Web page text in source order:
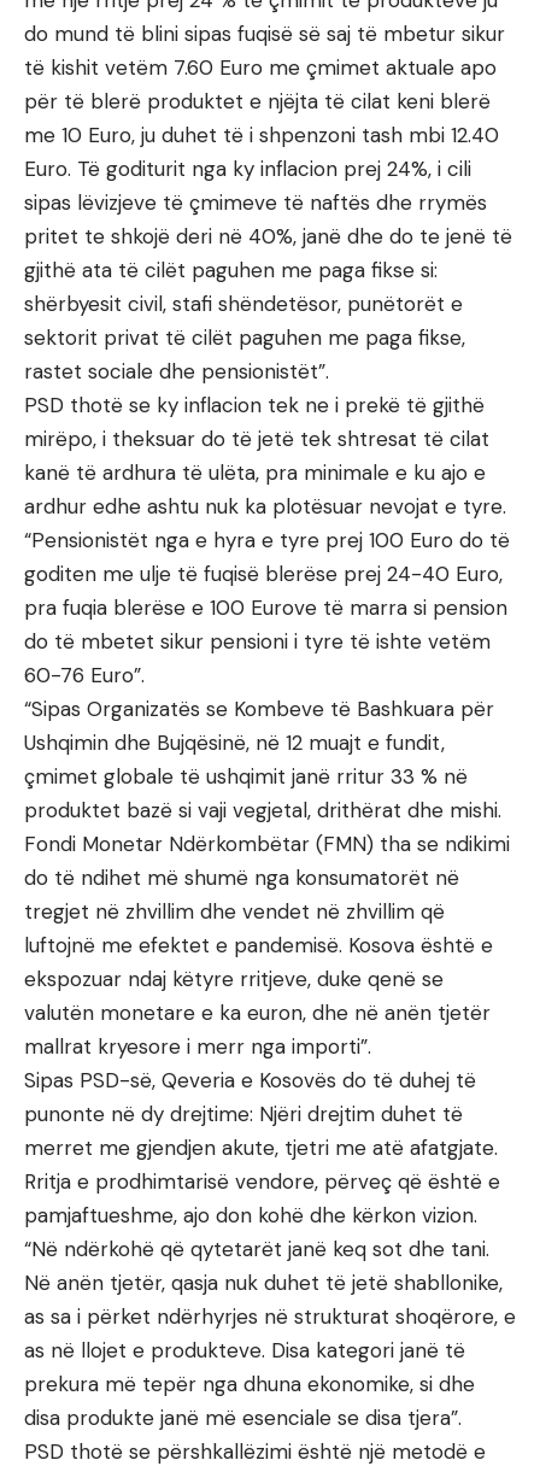
do mund të blini sipas fuqisë së saj të mbetur sikur
të kishit vetëm 7.60 Euro me çmimet aktuale apo
për të blerë produktet e njëjta të cilat keni blerë
me 10 Euro, ju duhet të i shpenzoni tash mbi 12.40
Euro. Të goditurit nga ky inflacion prej 24%, i cili
sipas lëvizjeve të çmimeve të naftës dhe rrymës
pritet te shkojë deri në 40%, janë dhe do te jenë të
gjithë ata të cilët paguhen me paga fikse si:
shërbyesit civil, stafi shëndetësor, punëtorët e
sektorit privat të cilët paguhen me paga fikse,
rastet sociale dhe pensionistët”.
PSD thotë se ky inflacion tek ne i prekë të gjithë
mirëpo, i theksuar do të jetë tek shtresat të cilat
kanë të ardhura të ulëta, pra minimale e ku ajo e
ardhur edhe ashtu nuk ka plotësuar nevojat e tyre.
“Pensionistët nga e hyra e tyre prej 100 Euro do të
goditen me ulje të fuqisë blerëse prej 24-40 Euro,
pra fuqia blerëse e 100 Eurove të marra si pension
do të mbetet sikur pensioni i tyre të ishte vetëm
60-76 Euro”.
“Sipas Organizatës se Kombeve të Bashkuara për
Ushqimin dhe Bujqësinë, në 12 muajt e fundit,
çmimet globale të ushqimit janë rritur 33 % në
produktet bazë si vaji vegjetal, drithërat dhe mishi.
Fondi Monetar Ndërkombëtar (FMN) tha se ndikimi
do të ndihet më shumë nga konsumatorët në
tregjet në zhvillim dhe vendet në zhvillim që
luftojnë me efektet e pandemisë. Kosova është e
ekspozuar ndaj këtyre rritjeve, duke qenë se
valutën monetare e ka euron, dhe në anën tjetër
mallrat kryesore i merr nga importi”.
Sipas PSD-së, Qeveria e Kosovës do të duhej të
punonte në dy drejtime: Njëri drejtim duhet të
merret me gjendjen akute, tjetri me atë afatgjate.
Rritja e prodhimtarisë vendore, përveç që është e
pamjaftueshme, ajo don kohë dhe kërkon vizion.
“Në ndërkohë që qytetarët janë keq sot dhe tani.
Në anën tjetër, qasja nuk duhet të jetë shabllonike,
as sa i përket ndërhyrjes në strukturat shoqërore, e
as në llojet e produkteve. Disa kategori janë të
prekura më tepër nga dhuna ekonomike, si dhe
disa produkte janë më esenciale se disa tjera”.
PSD thotë se përshkallëzimi është një metodë e